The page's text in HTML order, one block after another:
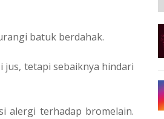
batuk berdahak.
jus, tetapi sebaiknya hindari
alergi terhadap bromelain.